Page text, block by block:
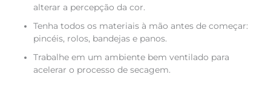
alterar a percepção da cor.
Tenha todos os materiais à mão antes de começar:
pincéis, rolos, bandejas e panos.
Trabalhe em um ambiente bem ventilado para
acelerar o processo de secagem.